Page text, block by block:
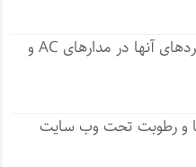
انواع اپتوکوپلر و کاربردهای آنها در مدارهای AC و
و رطوبت تحت وب سایت